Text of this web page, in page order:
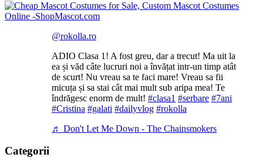
@rokolla.ro
ADIO Clasa 1! A fost greu, dar a trecut! Ma uit la
ea și văd câte lucruri noi a învățat intr-un timp atât
de scurt! Nu vreau sa te faci mare! Vreau sa fii
micuța și sa stai cât mai mult sub aripa mea! Te
îndrăgesc enorm de mult! #clasa1 #serbare #7ani
#Cristina #galati #dailyvlog #rokolla
♬ Don't Let Me Down - The Chainsmokers
Categorii